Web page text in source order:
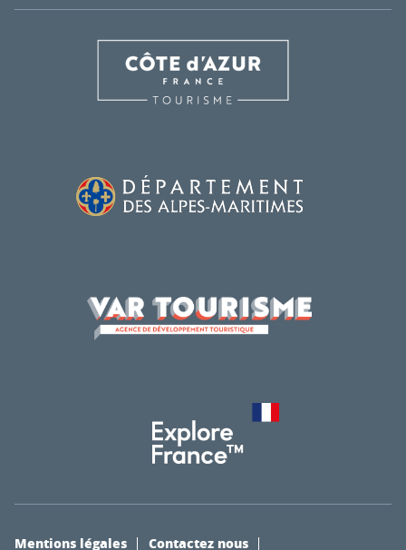
Mentions légales Contactez nous